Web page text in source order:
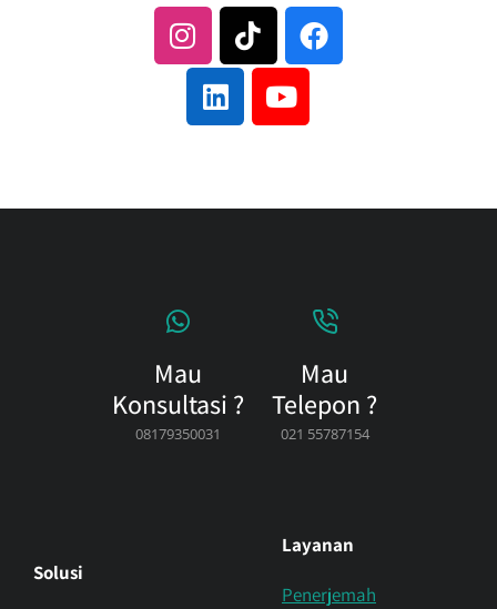
Mau
Konsultasi ?
08179350031
Mau
Telepon ?
021 55787154
Solusi
Layanan
Penerjemah